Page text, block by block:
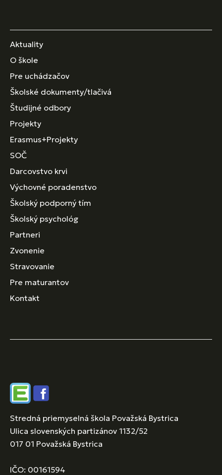
Aktuality
O škole
Pre uchádzačov
Školské dokumenty/tlačivá
Študijné odbory
Projekty
Erasmus+Projekty
SOČ
Darcovstvo krvi
Výchovné poradenstvo
Školský podporný tím
Školský psychológ
Partneri
Zvonenie
Stravovanie
Pre maturantov
Kontakt
EdupageFacebook
Stredná priemyselná škola Považská Bystrica
Ulica slovenských partizánov 1132/52
017 01 Považská Bystrica
IČO: 00161594